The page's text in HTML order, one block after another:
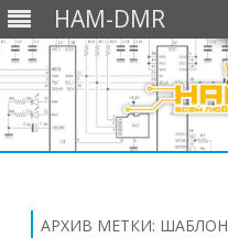
HAM-DMR
АРХИВ МЕТКИ: